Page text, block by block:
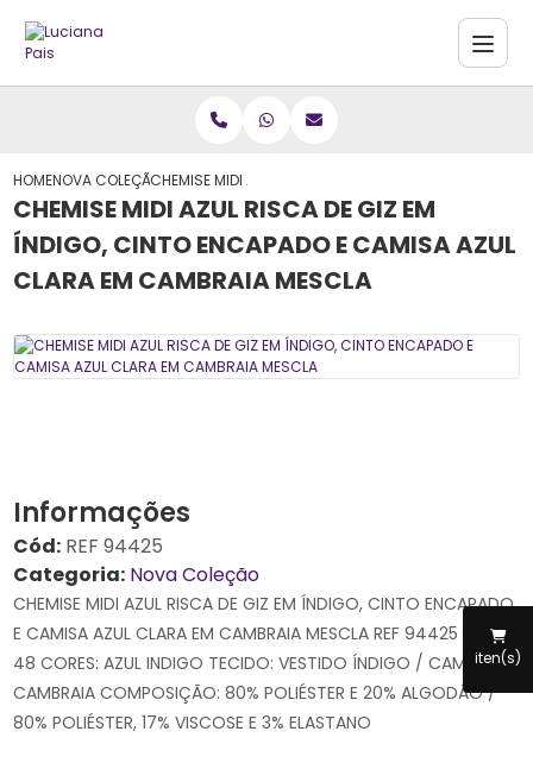
iten(s)
HOMENOVA COLEÇÃOCHEMISE MIDI AZUL RISCA DE GIZ EM ÍNDIGO, CINTO
CHEMISE MIDI AZUL RISCA DE GIZ EM
ÍNDIGO, CINTO ENCAPADO E CAMISA AZUL
CLARA EM CAMBRAIA MESCLA
Informações
Cód: REF 94425
Categoria: Nova Coleção
CHEMISE MIDI AZUL RISCA DE GIZ EM ÍNDIGO, CINTO ENCAPADO
E CAMISA AZUL CLARA EM CAMBRAIA MESCLA REF 94425 | 38 ao
48 CORES: AZUL INDIGO TECIDO: VESTIDO ÍNDIGO / CAMISA
CAMBRAIA COMPOSIÇÃO: 80% POLIÉSTER E 20% ALGODÃO /
80% POLIÉSTER, 17% VISCOSE E 3% ELASTANO